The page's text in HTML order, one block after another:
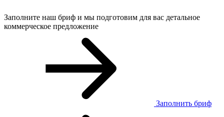
Заполните наш бриф и мы подготовим для вас детальное
коммерческое предложение
Заполнить бриф